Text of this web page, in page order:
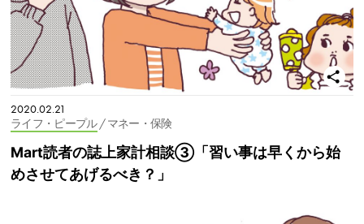
2020.02.21
ライフ・ピープル/ マネー・保険
Mart読者の誌上家計相談③「習い事は早くから始
めさせてあげるべき？」